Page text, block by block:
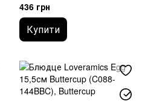
436 грн
Купити